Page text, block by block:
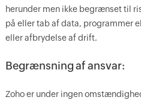
herunder men ikke begrænset til
på eller tab af data, programmer
eller afbrydelse af drift.
Begrænsning af ansvar:
Zoho er under ingen